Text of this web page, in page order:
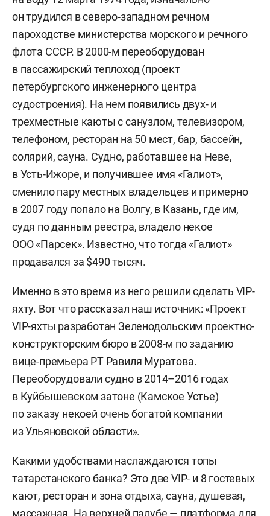
он трудился в северо-западном речном
пароходстве министерства морского и речного
флота СССР. В 2000-м переоборудован
в пассажирский теплоход (проект
петербургского инженерного центра
судостроения). На нем появились двух- и
трехместные каюты с санузлом, телевизором,
телефоном, ресторан на 50 мест, бар, бассейн,
солярий, сауна. Судно, работавшее на Неве,
в Усть-Ижоре, и получившее имя «Галиот»,
сменило пару местных владельцев и примерно
в 2007 году попало на Волгу, в Казань, где им,
судя по данным реестра, владело некое
ООО «Парсек». Известно, что тогда «Галиот»
продавался за $490 тысяч.
Именно в это время из него решили сделать VIP-
яхту. Вот что рассказал наш источник: «Проект
VIP-яхты разработан Зеленодольским проектно-
конструкторским бюро в 2008-м по заданию
вице-премьера РТ Равиля Муратова.
Переоборудовали судно в 2014–2016 годах
в Куйбышевском затоне (Камское Устье)
по заказу некоей очень богатой компании
из Ульяновской области».
Какими удобствами наслаждаются топы
татарстанского банка? Это две VIP- и 8 гостевых
кают, ресторан и зона отдыха, сауна, душевая,
массажная. На верхней палубе — платформа для